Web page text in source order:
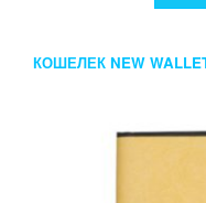
КОШЕЛЕК NEW